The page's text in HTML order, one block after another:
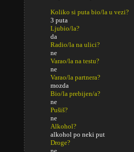
Koliko si puta bio/la u vezi?
3 puta
Ljubio/la?
da
Radio/la na ulici?
ne
Varao/la na testu?
ne
Varao/la partnera?
mozda
Bio/la prebijen/a?
ne
Pušiš?
ne
Alkohol?
alkohol po neki put
Droge?